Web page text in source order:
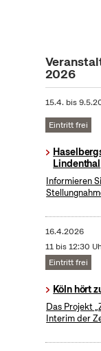
2026
15.4. bis
Eintritt frei
Lindenthal
Informieren
16.4.2026
11 bis 12:30
Eintritt frei
Köln hört
Das Projekt
Interim der